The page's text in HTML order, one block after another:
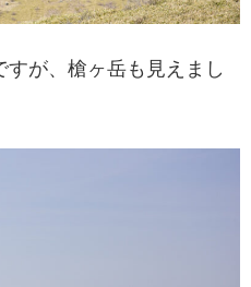
が、槍ヶ岳も見えまし